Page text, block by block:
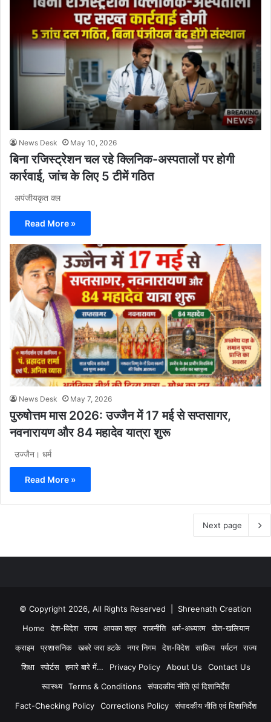
News Desk May 10, 2026
बिना रजिस्ट्रेशन चल रहे क्लिनिक-अस्पतालों पर होगी
कार्रवाई, जांच के लिए 5 टीमें गठित
अपंजीयकृत क्ल
Read More »
News Desk May 7, 2026
पुरुषोत्तम मास 2026: उज्जैन में 17 मई से सप्तसागर,
नवनारायण और 84 महादेव यात्रा शुरू
उज्जैन। धर्म
Read More »
Next page
© Copyright 2026, All Rights Reserved | Shreenath Creation
Home
देश-विदेश राज्य आपका शहर राजनीति धर्म-अध्यात्म
खेत-खलियान
क्राइम
प्रशासनिक खबरे जरा हटके नगर निगम देश-विदेश साहित्य पर्यटन
राज्य
शिक्षा
स्पोर्टस हमारे बारे में… Privacy Policy About Us
Contact Us
स्वास्थ्य
Terms & Conditions
संपादकीय नीति एवं दिशानिर्देश
Fact-Checking Policy
Corrections Policy
संपादकीय नीति एवं दिशानिर्देश